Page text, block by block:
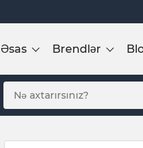
Əsas Brendlər